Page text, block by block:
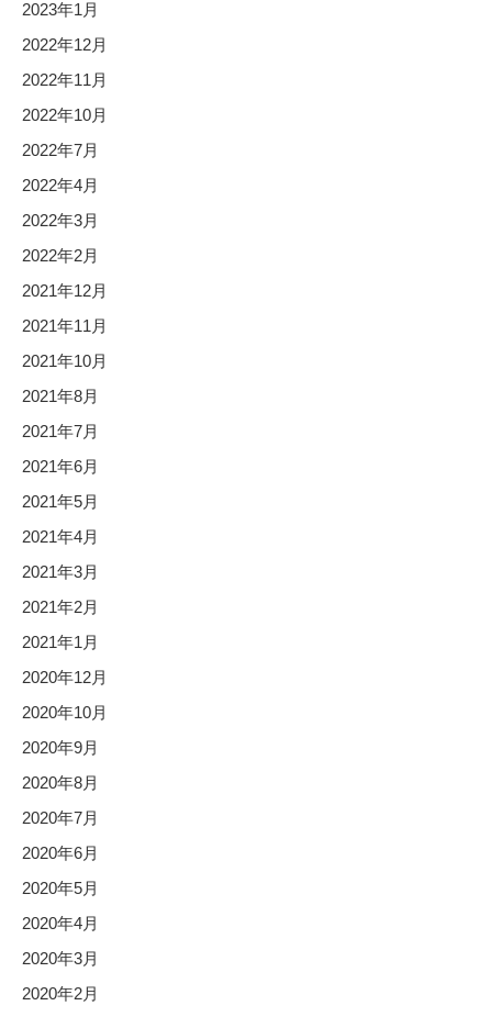
2023年1月
2022年12月
2022年11月
2022年10月
2022年7月
2022年4月
2022年3月
2022年2月
2021年12月
2021年11月
2021年10月
2021年8月
2021年7月
2021年6月
2021年5月
2021年4月
2021年3月
2021年2月
2021年1月
2020年12月
2020年10月
2020年9月
2020年8月
2020年7月
2020年6月
2020年5月
2020年4月
2020年3月
2020年2月